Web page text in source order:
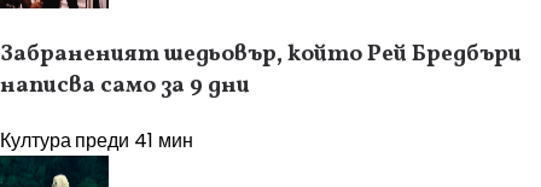
Забраненият шедьовър, който Рей Бредбъри
написва само за 9 дни
Културапреди 41 мин